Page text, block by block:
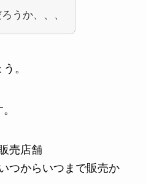
うか、、、
。
売店舗
つからいつまで販売か